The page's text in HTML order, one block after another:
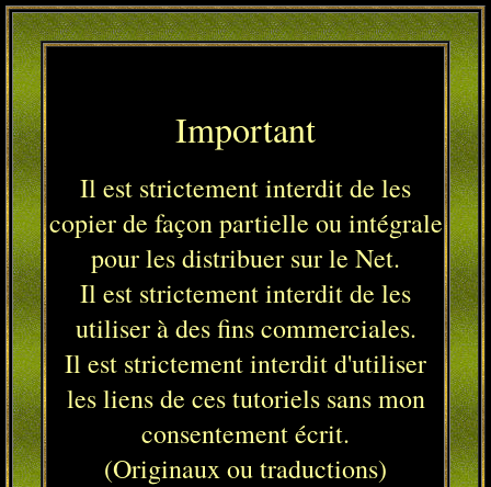
Important
Il est strictement interdit de les
copier de façon partielle ou intégrale
pour les distribuer sur le Net.
Il est strictement interdit de les
utiliser à des fins commerciales.
Il est strictement interdit d'utiliser
les liens de ces tutoriels sans mon
consentement écrit.
(Originaux ou traductions)